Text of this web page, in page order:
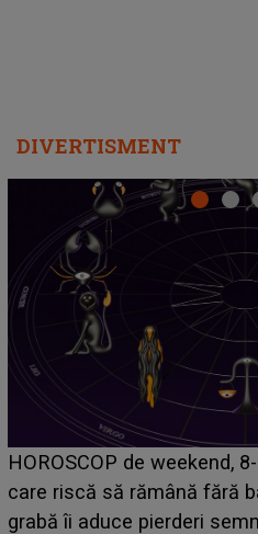
DIVERTISMENT
Emanuel a ținut ACEST
acum! În fața Alexandrei,
face o MĂRTURISIRE